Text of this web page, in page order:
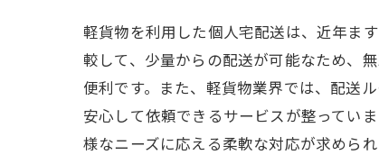
軽貨物を利用した個人宅配送は、近年ま
較して、少量からの配送が可能なため、
便利です。また、軽貨物業界では、配送
安心して依頼できるサービスが整ってい
様なニーズに応える柔軟な対応が求めら